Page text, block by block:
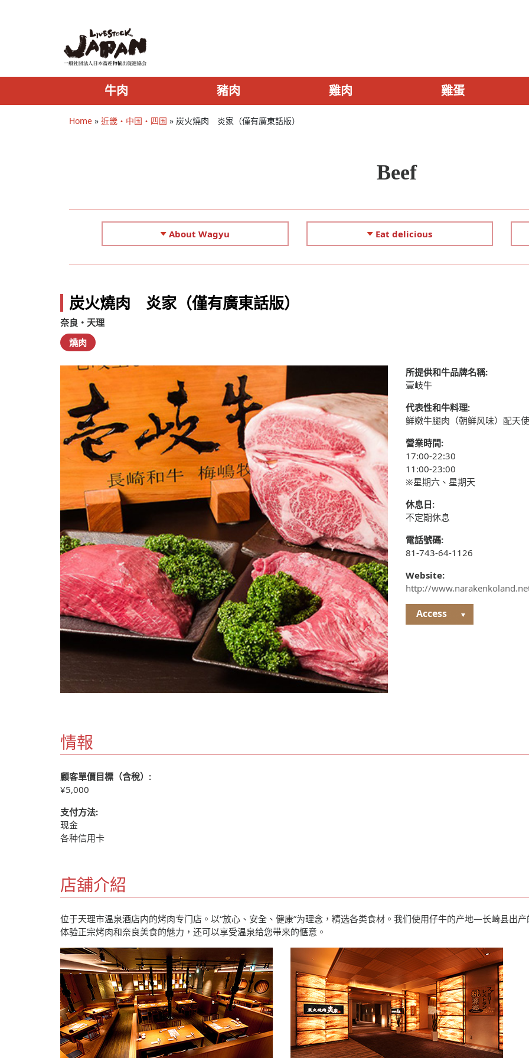
牛肉 豬肉 雞肉 雞蛋
Home » 近畿・中国・四国 » 炭火燒肉 炎家（僅有廣東話版）
Beef
About Wagyu Eat delicious
炭火燒肉 炎家（僅有廣東話版）
奈良・天理
燒肉
所提供和牛品牌名稱:
壹岐牛
代表性和牛料理:
鲜嫩牛腿肉（朝鲜风味）配天
營業時間:
17:00-22:30
11:00-23:00
※星期六、星期天
休息日:
不定期休息
電話號碼:
81-743-64-1126
Website:
http://
Access
情報
顧客單價目標（含稅）:
¥5,000
支付方法:
现金
各种信用卡
店舖介紹
位于天理市温泉酒店内的烤肉专门店。以“放心、安全、健康”为理念，精选各类食材。我们使用仔牛的产地—长崎县出
体验正宗烤肉和奈良美食的魅力，还可以享受温泉给您带来的惬意。